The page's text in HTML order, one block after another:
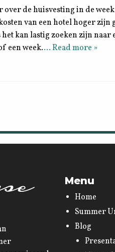
over de huisvesting in de
van een hotel hoger
kan lastig zoeken zijn naar
een week.… Read more »
Menu
Home
Summer
Blog